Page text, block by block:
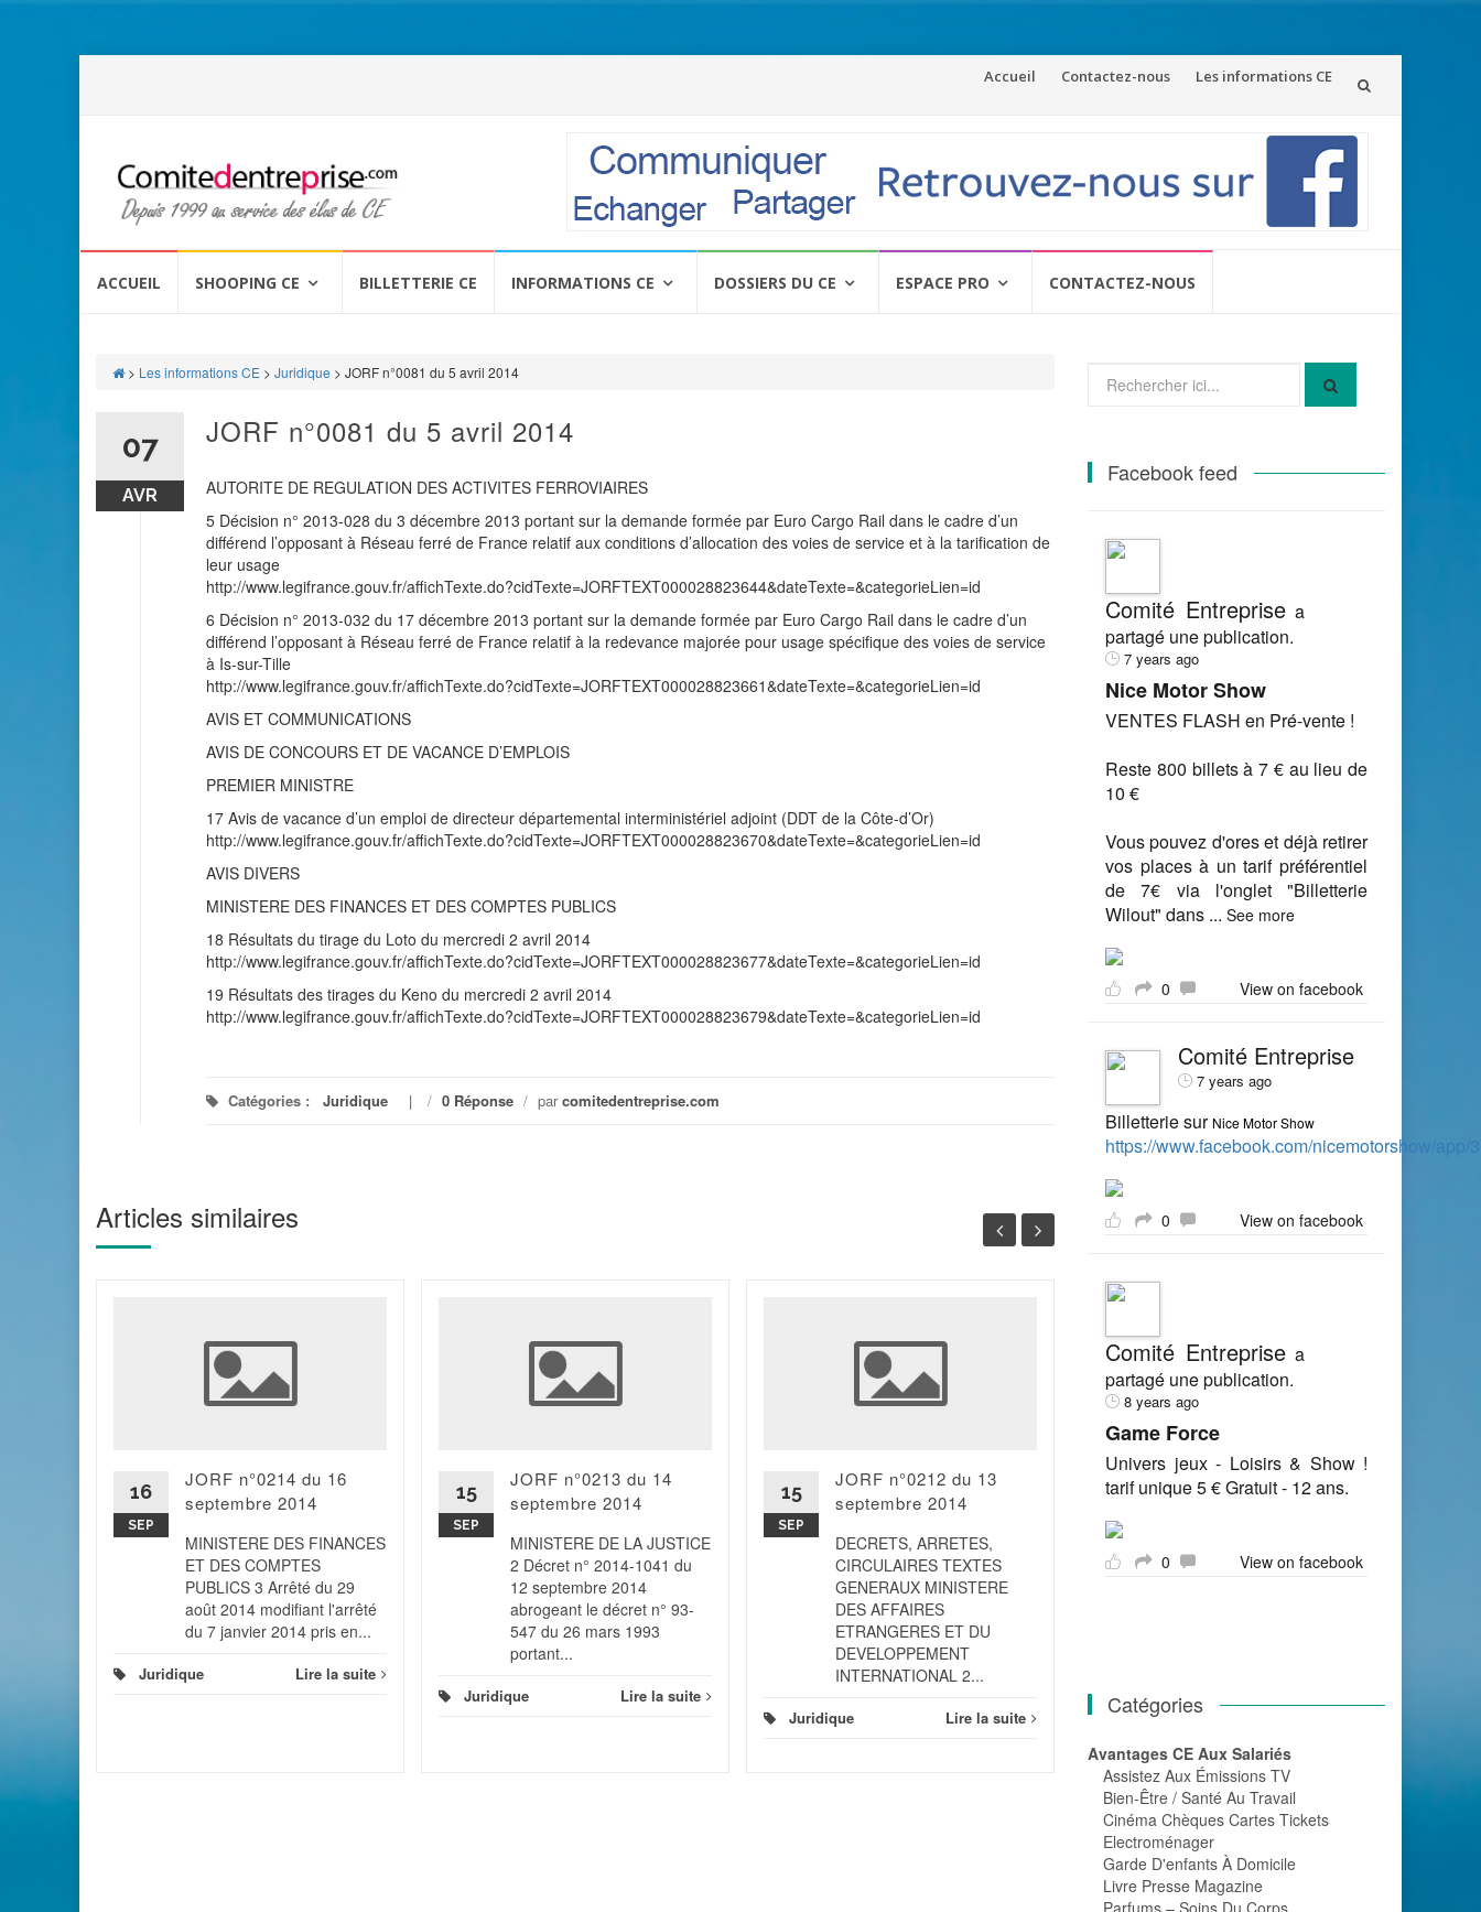
Aller
Accueil Contactez-nous Les informations CE
ACCUEIL SHOOPING CE BILLETTERIE CE INFORMATIONS CE DOSSIERS DU CE ESPACE PRO CONTACTEZ-NOUS
> Les informations CE > Juridique > JORF n°0081 du 5 avril 2014
07
AVR
JORF n°0081 du 5 avril 2014
AUTORITE DE REGULATION DES ACTIVITES FERROVIAIRES
5 Décision n° 2013-028 du 3 décembre 2013 portant sur la demande formée par Euro Cargo Rail dans le cadre d’un
différend l’opposant à Réseau ferré de France relatif aux conditions d’allocation des voies de service et à la tarification de
leur usage
http://www.legifrance.gouv.fr/affichTexte.do?cidTexte=JORFTEXT000028823644&dateTexte=&categorieLien=id
6 Décision n° 2013-032 du 17 décembre 2013 portant sur la demande formée par Euro Cargo Rail dans le cadre d’un
différend l’opposant à Réseau ferré de France relatif à la redevance majorée pour usage spécifique des voies de service
à Is-sur-Tille
http://www.legifrance.gouv.fr/affichTexte.do?cidTexte=JORFTEXT000028823661&dateTexte=&categorieLien=id
AVIS ET COMMUNICATIONS
AVIS DE CONCOURS ET DE VACANCE D’EMPLOIS
PREMIER MINISTRE
17 Avis de vacance d’un emploi de directeur départemental interministériel adjoint (DDT de la Côte-d’Or)
http://www.legifrance.gouv.fr/affichTexte.do?cidTexte=JORFTEXT000028823670&dateTexte=&categorieLien=id
AVIS DIVERS
MINISTERE DES FINANCES ET DES COMPTES PUBLICS
18 Résultats du tirage du Loto du mercredi 2 avril 2014
http://www.legifrance.gouv.fr/affichTexte.do?cidTexte=JORFTEXT000028823677&dateTexte=&categorieLien=id
19 Résultats des tirages du Keno du mercredi 2 avril 2014
http://www.legifrance.gouv.fr/affichTexte.do?cidTexte=JORFTEXT000028823679&dateTexte=&categorieLien=id
Catégories : Juridique / 0 Réponse / parcomitedentreprise.com
Articles similaires
16
SEP
JORF n°0214 du 16
septembre 2014
MINISTERE DES FINANCES
ET DES COMPTES
PUBLICS 3 Arrêté du 29
août 2014 modifiant l'arrêté
du 7 janvier 2014 pris en...
Juridique Lire la suite
15
SEP
JORF n°0213 du 14
septembre 2014
MINISTERE DE LA JUSTICE
2 Décret n° 2014-1041 du
12 septembre 2014
abrogeant le décret n° 93-
547 du 26 mars 1993
portant...
Juridique Lire la suite
15
SEP
JORF n°0212 du 13
septembre 2014
DECRETS, ARRETES,
CIRCULAIRES TEXTES
GENERAUX MINISTERE
DES AFFAIRES
ETRANGERES ET DU
DEVELOPPEMENT
INTERNATIONAL 2...
Juridique Lire la suite
12
septembre 2014
MINISTERE DES AFFAIRES
ETRANGERES ET DU
DEVELOPPEMENT
INTERNATIONAL 5 Arrêté
du 26 août 2014 portant
délégation de signature...
Juridique
pour
Facebook feed
Comité Entreprisea
partagé une publication.
7 years ago
Nice Motor Show
VENTES FLASH en Pré-vente !
Reste 800 billets à 7 € au lieu de
10 €
Vous pouvez d'ores et déjà retirer
vos places à un tarif préférentiel
de 7€ via l'onglet "Billetterie
Wilout" dans ... See more
0 View on facebook
Comité Entreprise
7 years ago
Billetterie sur Nice Motor Show
https://www.facebook.com/nicemotorshow/app/
0 View on facebook
Comité Entreprisea
partagé une publication.
8 years ago
Game Force
Univers jeux - Loisirs & Show !
tarif unique 5 € Gratuit - 12 ans.
0 View on facebook
Catégories
Avantages CE Aux Salariés
Assistez Aux Émissions TV
Bien-Être / Santé Au Travail
Cinéma Chèques Cartes Tickets
Electroménager
Garde D'enfants À Domicile
Livre Presse Magazine
Parfums – Soins Du Corps